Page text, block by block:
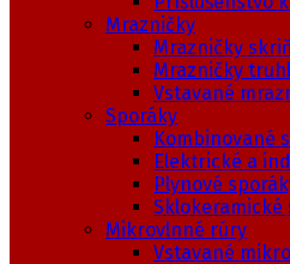
Mrazničky
Mrazničky
Mrazničky
Vstavané
Sporáky
Kombinované
Elektrické a
Plynové
Sklokeramické
Mikrovlnné rúry
Vstavané